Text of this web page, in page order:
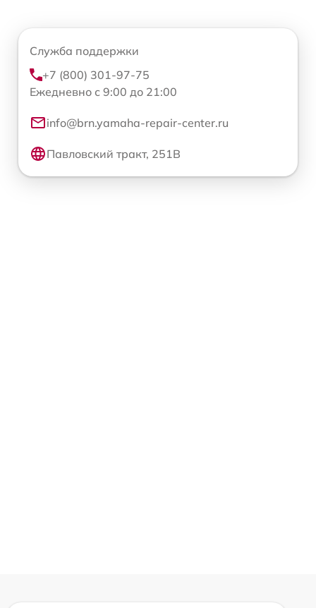
Служба поддержки
+7 (800) 301-97-75
Ежедневно с 9:00 до 21:00
info@brn.yamaha-repair-center.ru
Павловский тракт, 251В